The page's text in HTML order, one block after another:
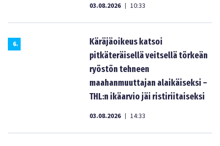
03.08.2026 | 10:33
6.
Käräjäoikeus katsoi
pitkäteräisellä veitsellä törkeän
ryöstön tehneen
maahanmuuttajan alaikäiseksi –
THL:n ikäarvio jäi ristiriitaiseksi
03.08.2026 | 14:33